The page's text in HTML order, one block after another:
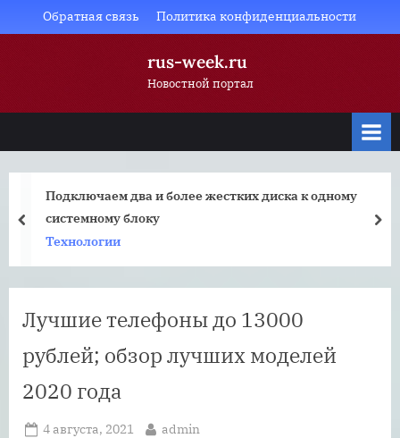
to
Обратная связь Политика конфиденциальности
rus-week.ru
Новостной портал
Подключаем два и более жестких диска к одному
системному блоку
Технологии
prev
Лучшие телефоны до 13000
рублей; обзор лучших моделей
2020 года
Posted
4 августа, 2021 By
admin